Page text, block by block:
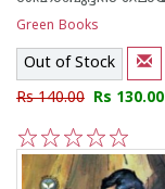
Green Books
Out of Stock
Rs 140.00 Rs 130.00
5
4
3
2
1